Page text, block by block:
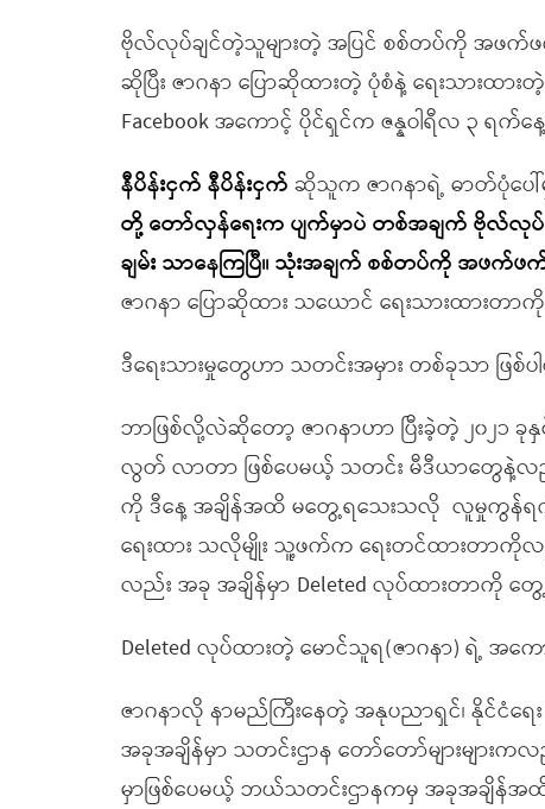
ဗိုလ်လုပ်ချင်တဲ့သူများတဲ့ အပြင် စစ်တပ်ကို အဖ
ဆိုပြီး ဇာဂနာ ပြောဆိုထားတဲ့ ပုံစံနဲ့ ရေးသားထ
Facebook အကောင့် ပိုင်ရှင်က ဇန္နဝါရီလ ၃
နီပိန်းငှက် နီပိန်းငှက် ဆိုသူက ဇာဂနာရဲ့ ဓာတ်ပုံပေါ်
တို့ တော်လှန်ရေးက ပျက်မှာပဲ တစ်အချက် ဗိုလ်လု
ချမ်းသာနေကြပြီ။ သုံးအချက် စစ်တပ်ကို အဖက်
ဇာဂနာ ပြောဆိုထား သယောင် ရေးသားထားတ
ဒီရေးသားမှုတွေဟာ သတင်းအမှား တစ်ခုသာ ဖြစ်
ဘာဖြစ်လို့လဲဆိုတော့ ဇာဂနာဟာ ပြီးခဲ့တဲ့ ၂၀၂၁
လွတ် လာတာ ဖြစ်ပေမယ့် သတင်း မီဒီယာတွေနဲ့လည်
ကို ဒီနေ့ အချိန်အထိ မတွေ့ရသေးသလို လူမှုကွန်ရ
ရေးထား သလိုမျိုး သူ့ဖက်က ရေးတင်ထားတာကိုလ
လည်း အခု အချိန်မှာ Deleted လုပ်ထားတာကို တွ
Deleted လုပ်ထားတဲ့ မောင်သူရ(ဇာဂနာ) ရဲ့ အကေ
ဇာဂနာလို နာမည်ကြီးနေတဲ့ အနုပညာရှင်၊ နိုင်ငံ
အခုအချိန်မှာ သတင်းဌာန တော်တော်များများ
မှာဖြစ်ပေမယ့် ဘယ်သတင်းဌာနကမှ အခုအချိန်အထိ